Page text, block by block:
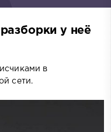
у неё
в
сети.